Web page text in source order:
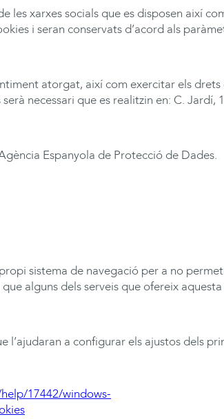
xarxes socials que es disposen així
i seran conservats d’acord als
atorgat, així com exercitar els
necessari que es realitzin en: C. Jardí,
Espanyola de Protecció de Dades.
sistema de navegació per a no
alguns dels serveis que ofereix
l’ajudaran a configurar els ajustos dels
17442/windows-